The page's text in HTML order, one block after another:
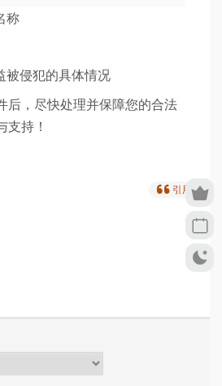
称
被侵犯的具体情况
后，尽快处理并保障您的合法
支持！
引用